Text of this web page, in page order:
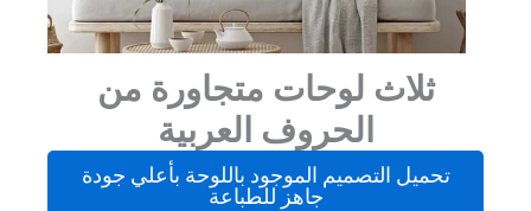
ثلاث لوحات متجاورة من
الحروف العربية
تحميل التصميم الموجود باللوحة بأعلي جودة
جاهز للطباعة